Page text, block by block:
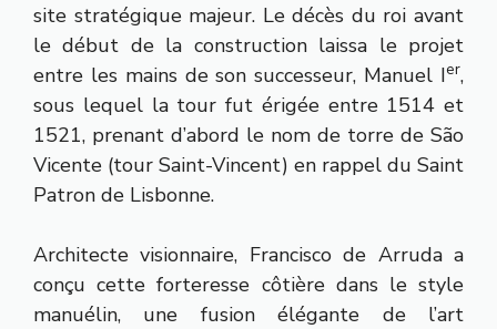
site stratégique majeur. Le décès du roi avant
le début de la construction laissa le projet
entre les mains de son successeur, Manuel Ier,
sous lequel la tour fut érigée entre 1514 et
1521, prenant d’abord le nom de torre de São
Vicente (tour Saint-Vincent) en rappel du Saint
Patron de Lisbonne.
Architecte visionnaire, Francisco de Arruda a
conçu cette forteresse côtière dans le style
manuélin, une fusion élégante de l’art